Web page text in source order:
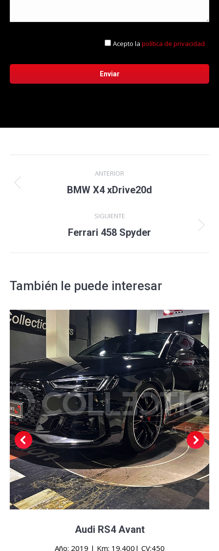
Acepto lapolítica de privacidad
entre
ANTERIOR
Proyecto
BMW X4 xDrive20d
SIGUIENTE
Proyecto
Ferrari 458 Spyder
También le puede interesar
Audi RS4 Avant
Año: 2019 | Km: 19.400| CV:450